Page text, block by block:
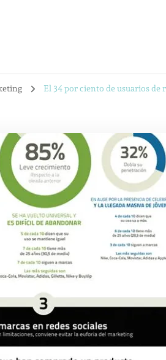
El 34 por ciento de usuarios de